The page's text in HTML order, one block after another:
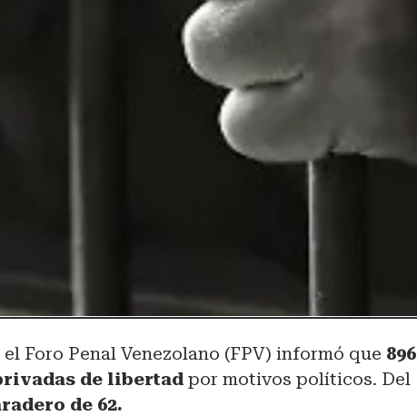
Foro Penal Venezolano (FPV) informó que 896
de libertad por motivos políticos. Del
de 62.